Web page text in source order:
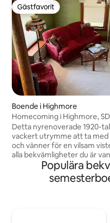
Gästfavorit
Gästfavorit
Boende i Highmore
Homecoming i Highmore, SD
Detta nyrenoverade 1920-
vackert utrymme att ta med
och vänner för en vilsam
alla bekvämligheter du är
hemifrån. Om du kommer "hem" för att
stanna kanske du känner till
som det gamla LaFortune-
Populära